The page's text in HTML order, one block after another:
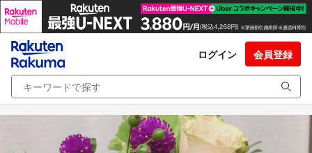
ログイン 会員登録